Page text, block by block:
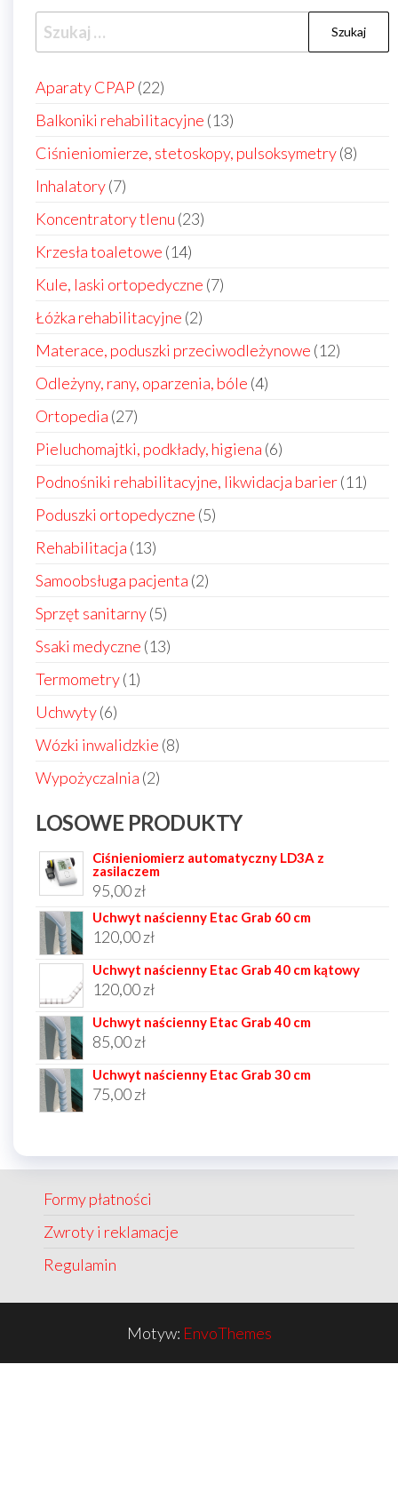
Szukaj:
Aparaty CPAP 2222
produkty
Balkoniki rehabilitacyjne 1313
produktów
Ciśnieniomierze, stetoskopy, pulsoksymetry 88
Inhalatory 77
produktów
Koncentratory tlenu 2323
Krzesła toaletowe 1414
produktów
Kule, laski ortopedyczne 77
Łóżka rehabilitacyjne 22
produkty
Materace, poduszki przeciwodleżynowe 1212
Odleżyny, rany, oparzenia, bóle 44
Ortopedia 2727
produktów
Pieluchomajtki, podkłady, higiena 66
produktów
Podnośniki rehabilitacyjne, likwidacja barier 1111
Poduszki ortopedyczne 55
Rehabilitacja 1313
produktów
Samoobsługa pacjenta 22
Sprzęt sanitarny 55
produktów
Ssaki medyczne 1313
Termometry 11
Uchwyty 66
produktów
Wózki inwalidzkie 88
Wypożyczalnia 22
LOSOWE PRODUKTY
Ciśnieniomierz automatyczny LD3A z
zasilaczem
95,00zł
Uchwyt naścienny Etac Grab 60 cm
120,00zł
Uchwyt naścienny Etac Grab 40 cm kątowy
120,00zł
Uchwyt naścienny Etac Grab 40 cm
85,00zł
Uchwyt naścienny Etac Grab 30 cm
75,00zł
Formy płatności
Zwroty i reklamacje
Regulamin
Motyw: EnvoThemes